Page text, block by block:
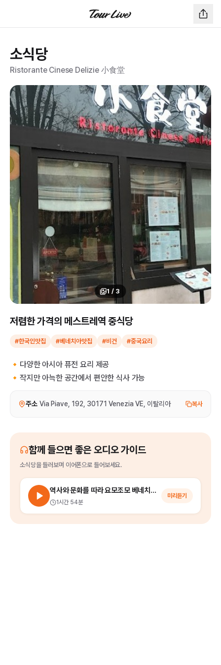
소식당
Ristorante Cinese Delizie 小食堂
1 / 3
저렴한 가격의 메스트레역 중식당
#한국인맛집 #베네치아맛집 #비건 #중국요리
🔸다양한 아시아 퓨전 요리 제공
🔸작지만 아늑한 공간에서 편안한 식사 가능
주소 Via Piave, 192, 30171 Venezia VE, 이탈리아 복사
함께 들으면 좋은 오디오 가이드
소식당을들러보며 이어폰으로 들어보세요.
역사와 문화를 따라 요모조모 베네치아 나들이
1시간 54분
미리듣기